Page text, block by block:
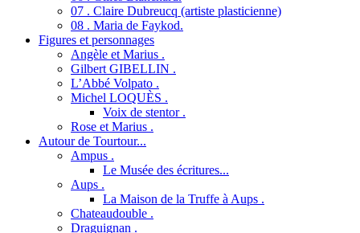
07 . Claire Dubreucq (artiste plasticienne)
08 . Maria de Faykod.
Figures et personnages
Angèle et Marius .
Gilbert GIBELLIN .
L’Abbé Volpato .
Michel LOQUÈS .
Voix de stentor .
Rose et Marius .
Autour de Tourtour...
Ampus .
Le Musée des écritures...
Aups .
La Maison de la Truffe à Aups .
Chateaudouble .
Draguignan .